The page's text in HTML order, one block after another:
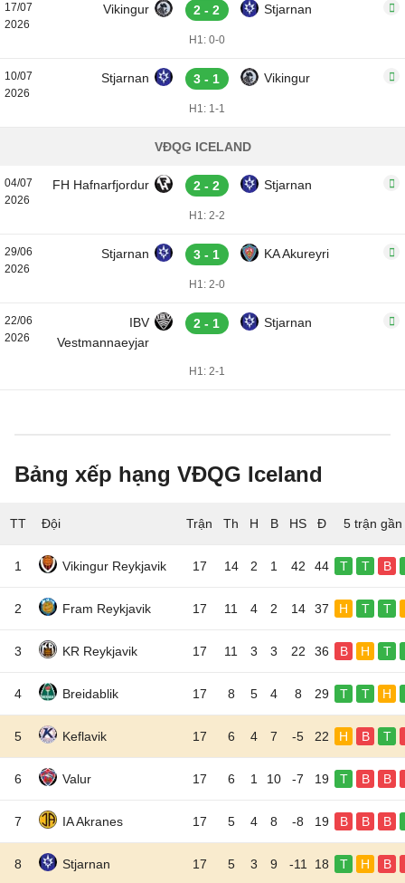
17/07
2026
Vikingur 2 - 2 Stjarnan
H1: 0-0
10/07
2026
Stjarnan 3 - 1 Vikingur
H1: 1-1
VĐQG ICELAND
04/07
2026
FH Hafnarfjordur 2 - 2 Stjarnan
H1: 2-2
29/06
2026
Stjarnan 3 - 1 KA Akureyri
H1: 2-0
22/06
2026
IBV
Vestmannaeyjar
2 - 1 Stjarnan
H1: 2-1
Bảng xếp hạng VĐQG Iceland
TT Đội 5 trận gần
1 Vikingur Reykjavik 17 14 2 1 42 44 T T B
2 Fram Reykjavik 17 11 4 2 14 37 H T T
3 KR Reykjavik 17 11 3 3 22 36 B H T
4 Breidablik 17 8 5 4 8 29 T T H
5 Keflavik 17 6 4 7 -5 22 H B T
6 Valur 17 6 1 10 -7 19 T B B
7 IA Akranes 17 5 4 8 -8 19 B B B
8 Stjarnan 17 5 3 9 -11 18 T H B